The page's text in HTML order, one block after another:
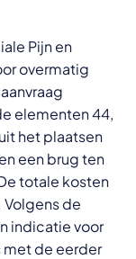
niet
mensen die
Zo
stress
Pijn en
overmatig
elementen 44,
het plaatsen
een brug ten
totale kosten
Volgens de
indicatie voor
met de eerder